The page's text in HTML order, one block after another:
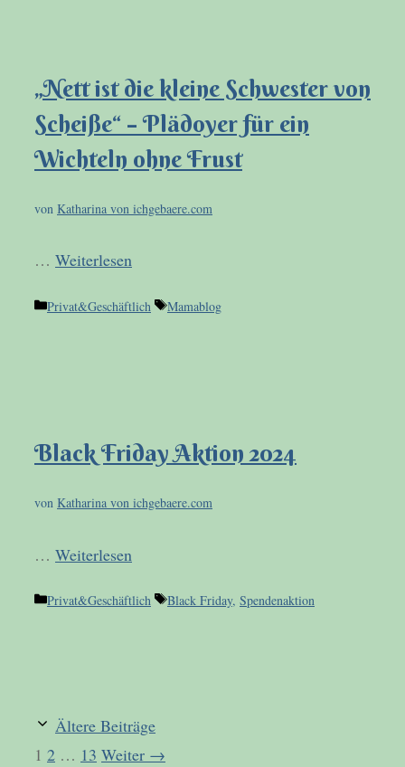
„Nett ist die kleine Schwester von
Scheiße“ – Plädoyer für ein
Wichteln ohne Frust
von Katharina von ichgebaere.com
… Weiterlesen
Kategorien
Privat&Geschäftlich Schlagwörter
Mamablog
Black Friday Aktion 2024
von Katharina von ichgebaere.com
… Weiterlesen
Kategorien
Privat&Geschäftlich Schlagwörter
Black Friday, Spendenaktion
Ältere Beiträge
Seite
1 Seite
2 … Seite
13 Weiter →